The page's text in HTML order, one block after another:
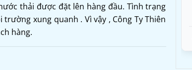
thải được đặt lên hàng đầu. Tình trạng
xung quanh . Vì vậy , Công Ty Thiên
hàng.